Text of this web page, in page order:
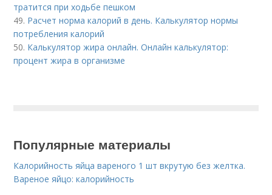
тратится при ходьбе пешком
49. Расчет норма калорий в день. Калькулятор нормы
потребления калорий
50. Калькулятор жира онлайн. Онлайн калькулятор:
процент жира в организме
Популярные материалы
Калорийность яйца вареного 1 шт вкрутую без желтка.
Вареное яйцо: калорийность